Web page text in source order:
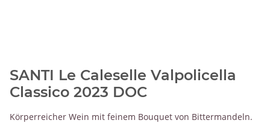
SANTI Le Caleselle Valpolicella
Classico 2023 DOC
Körperreicher Wein mit feinem Bouquet von Bittermandeln.